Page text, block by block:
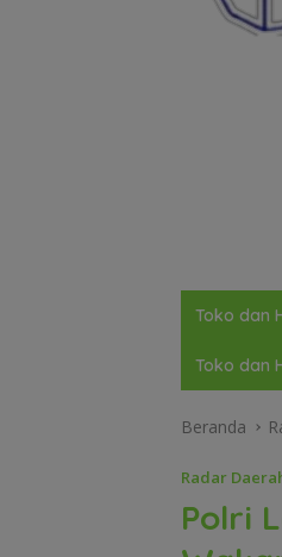
Toko dan
Toko dan
Beranda
Radar
Polri